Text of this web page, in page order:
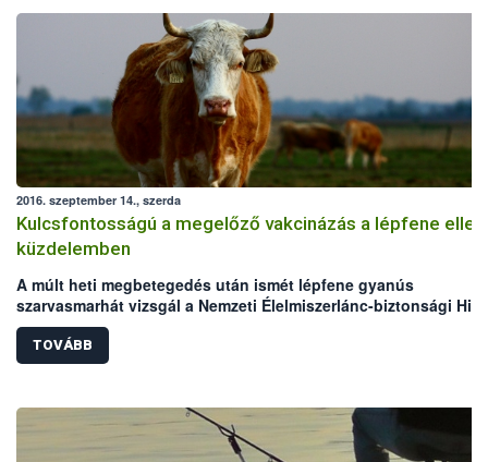
2016. szeptember 14., szerda
Kulcsfontosságú a megelőző vakcinázás a lépfene elleni
küzdelemben
A múlt heti megbetegedés után ismét lépfene gyanús
szarvasmarhát vizsgál a Nemzeti Élelmiszerlánc-biztonsági
(NÉBIH) laboratóriuma. Mindkét eset Békés megyei, legelőn
szarvasmarha állományokat érint. Bár az elmúlt években
állategészségügyi intézkedéseknek köszönhetően
azonban a hazai kérődző állomány védelme érdekében
kiemelten fontos a körültekintő gondoskodás és a megelőzést
szolgáló vakcinázás az állattartók részéről.
TOVÁBB